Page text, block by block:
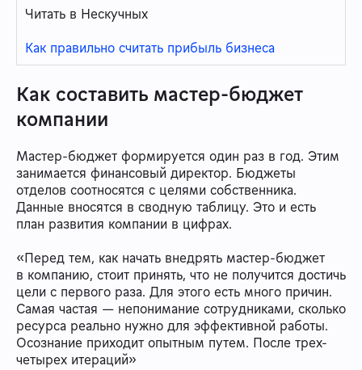
Читать в Нескучных
Как правильно считать прибыль бизнеса
Как составить мастер-бюджет
компании
Мастер-бюджет формируется один раз в год. Этим
занимается финансовый директор. Бюджеты
отделов соотносятся с целями собственника.
Данные вносятся в сводную таблицу. Это и есть
план развития компании в цифрах.
«Перед тем, как начать внедрять мастер-бюджет
в компанию, стоит принять, что не получится достичь
цели с первого раза. Для этого есть много причин.
Самая частая — непонимание сотрудниками, сколько
ресурса реально нужно для эффективной работы.
Осознание приходит опытным путем. После трех-
четырех итераций»